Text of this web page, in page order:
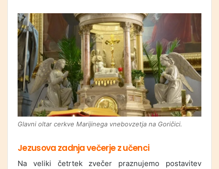
Glavni oltar cerkve Marijinega vnebovzetja na Goričici.
Jezusova zadnja večerje z učenci
Na veliki četrtek zvečer praznujemo postavitev